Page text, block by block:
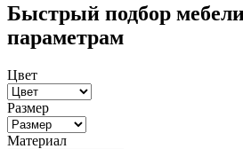
Быстрый подбор
параметрам
Цвет
Размер
Материал